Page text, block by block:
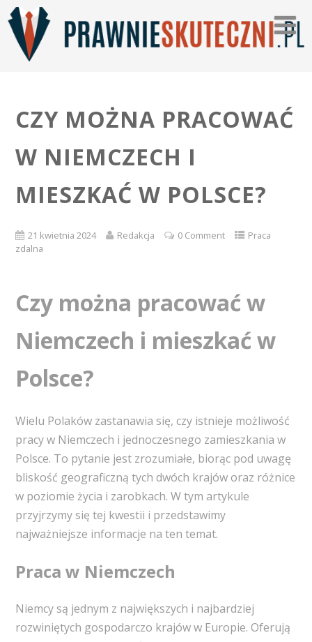
CZY MOŻNA PRACOWAĆ
W NIEMCZECH I
MIESZKAĆ W POLSCE?
21 kwietnia 2024 Redakcja 0 Comment
Praca
zdalna
Czy można pracować w
Niemczech i mieszkać w
Polsce?
Wielu Polaków zastanawia się, czy istnieje możliwość
pracy w Niemczech i jednoczesnego zamieszkania w
Polsce. To pytanie jest zrozumiałe, biorąc pod uwagę
bliskość geograficzną tych dwóch krajów oraz różnice
w poziomie życia i zarobkach. W tym artykule
przyjrzymy się tej kwestii i przedstawimy
najważniejsze informacje na ten temat.
Praca w Niemczech
Niemcy są jednym z największych i najbardziej
rozwiniętych gospodarczo krajów w Europie. Oferują